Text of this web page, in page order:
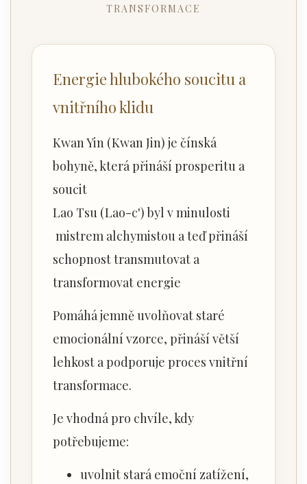
TRANSFORMACE
Energie hlubokého soucitu a
vnitřního klidu
Kwan Yin (Kwan Jin) je čínská
bohyně, která přináší prosperitu a
soucit
Lao Tsu (Lao-c') byl v minulosti
mistrem alchymistou a teď přináší
schopnost transmutovat a
transformovat energie
Pomáhá jemně uvolňovat staré
emocionální vzorce, přináší větší
lehkost a podporuje proces vnitřní
transformace.
Je vhodná pro chvíle, kdy
potřebujeme:
uvolnit stará emoční zatížení,